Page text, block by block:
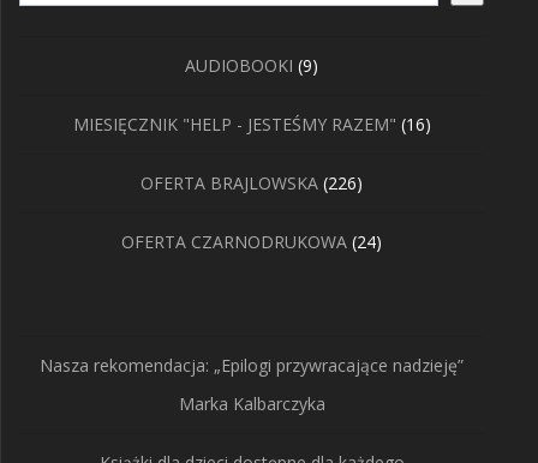
AUDIOBOOKI 99
MIESIĘCZNIK "HELP - JESTEŚMY RAZEM" 1616
OFERTA BRAJLOWSKA 226226
OFERTA CZARNODRUKOWA 2424
Nasza rekomendacja: „Epilogi przywracające nadzieję”
Marka Kalbarczyka